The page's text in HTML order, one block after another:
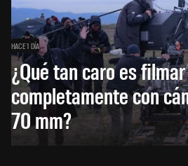
HACE 1 DÍA
¿Qué tan caro es
completamente con
70 mm?